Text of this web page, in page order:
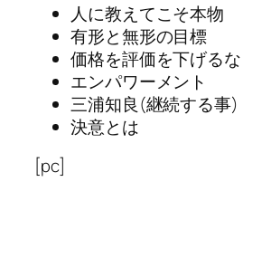
人に教えてこそ本物
有形と無形の目標
価格を評価を下げるな
エンパワーメント
三浦知良(継続する事)
決意とは
[pc]